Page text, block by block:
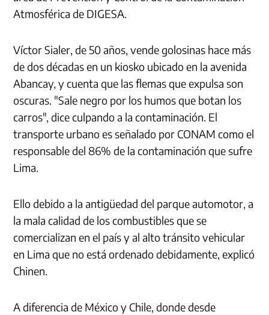
Atmosférica de DIGESA.
Víctor Sialer, de 50 años, vende golosinas hace más
de dos décadas en un kiosko ubicado en la avenida
Abancay, y cuenta que las flemas que expulsa son
oscuras. "Sale negro por los humos que botan los
carros", dice culpando a la contaminación. El
transporte urbano es señalado por CONAM como el
responsable del 86% de la contaminación que sufre
Lima.
Ello debido a la antigüedad del parque automotor, a
la mala calidad de los combustibles que se
comercializan en el país y al alto tránsito vehicular
en Lima que no está ordenado debidamente, explicó
Chinen.
A diferencia de México y Chile, donde desde